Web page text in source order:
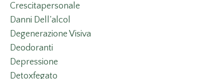
Crescitapersonale
Danni Dell’alcol
Degenerazione Visiva
Deodoranti
Depressione
Detoxfegato